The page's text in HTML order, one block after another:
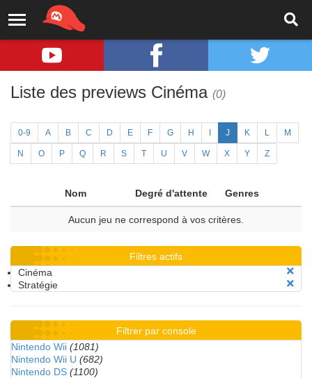
Liste des previews Cinéma (0)
0-9 A B C D E F G H J K L M
N O P Q R S T U V W X Y Z
Nom Degré d'attente Genres
Aucun jeu ne correspond à vos critères.
Filtres actifs
Cinéma
Stratégie
Filtrer par console
Nintendo Wii (1081)
Nintendo Wii U (682)
Nintendo DS (1100)